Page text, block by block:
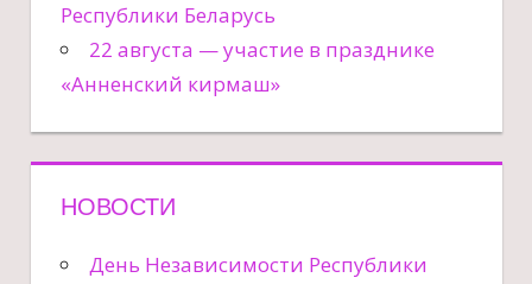
Республики Беларусь
22 августа — участие в празднике
«Анненский кирмаш»
НОВОСТИ
День Независимости Республики